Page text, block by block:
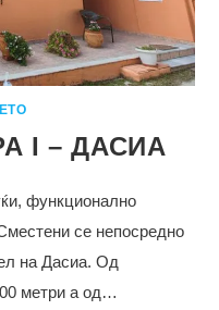
I – ДАСИА
функционално
се непосредно
на Дасиа. Од
метри а од…